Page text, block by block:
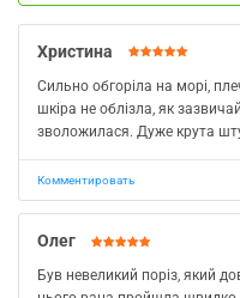
Христина
Сильно обгоріла на морі,
шкіра не облізла, як
зволожилася. Дуже крута
Комментировать
Олег
Був невеликий поріз, який